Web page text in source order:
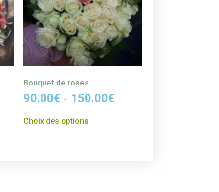
Bouquet de roses
90.00€ – 150.00€
Choix des options